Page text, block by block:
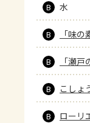
B 水
B 「味
B 「瀬戸
B こしょ
B ローリ